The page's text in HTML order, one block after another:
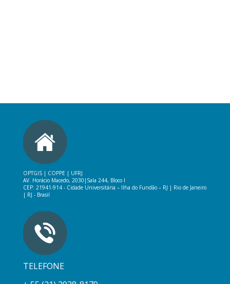
OPTGIS | COPPE | UFRJ
AV. Horácio Macedo, 2030| Sala 244, Bloco I
CEP: 21941-914 - Cidade Universitária – Ilha do Fundão – RJ | Rio de Janeiro
| RJ - Brasil
TELEFONE